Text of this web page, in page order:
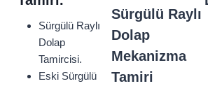
Sürgülü Raylı
Dolap
Tamircisi.
Eski Sürgülü
Sürgülü Raylı
Dolap
Mekanizma
Tamiri